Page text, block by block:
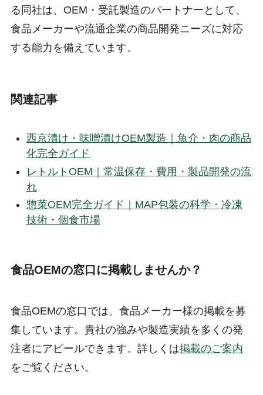
る同社は、OEM・受託製造のパートナーとして、
食品メーカーや流通企業の商品開発ニーズに対応
する能力を備えています。
関連記事
西京漬け・味噌漬けOEM製造｜魚介・肉の商品
化完全ガイド
レトルトOEM｜常温保存・費用・製品開発の流
れ
惣菜OEM完全ガイド｜MAP包装の科学・冷凍
技術・個食市場
食品OEMの窓口に掲載しませんか？
食品OEMの窓口では、食品メーカー様の掲載を募
集しています。貴社の強みや製造実績を多くの発
注者にアピールできます。詳しくは掲載のご案内
をご覧ください。